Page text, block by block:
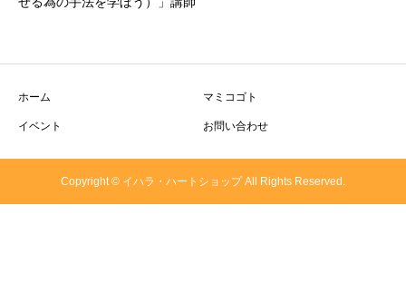
ホーム マミコゴト
イベント お問い合わせ
Copyright © イハラ・ハートショップ All Rights Reserved.